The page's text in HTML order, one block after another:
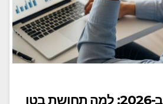
הכשרת עובדים ב-2026: למה תחושת בטן